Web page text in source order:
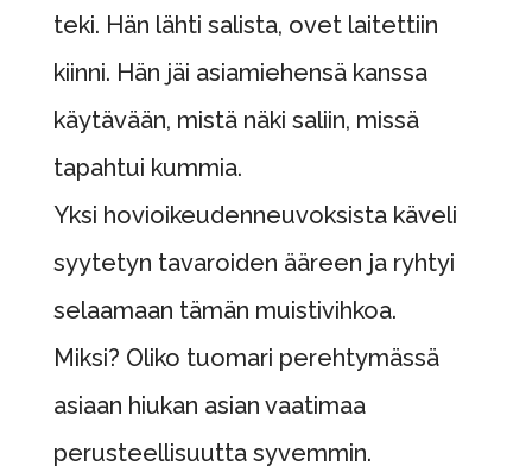
teki. Hän lähti salista, ovet laitettiin
kiinni. Hän jäi asiamiehensä kanssa
käytävään, mistä näki saliin, missä
tapahtui kummia.
Yksi hovioikeudenneuvoksista käveli
syytetyn tavaroiden ääreen ja ryhtyi
selaamaan tämän muistivihkoa.
Miksi? Oliko tuomari perehtymässä
asiaan hiukan asian vaatimaa
perusteellisuutta syvemmin.